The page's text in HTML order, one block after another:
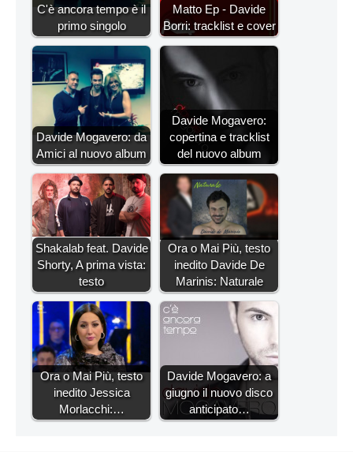
C'è ancora tempo è il
primo singolo
Matto Ep - Davide
Borri: tracklist e cover
Davide Mogavero: da
Amici al nuovo album
Davide Mogavero:
copertina e tracklist
del nuovo album
Shakalab feat. Davide
Shorty, A prima vista:
testo
Ora o Mai Più, testo
inedito Davide De
Marinis: Naturale
Ora o Mai Più, testo
inedito Jessica
Morlacchi:…
Davide Mogavero: a
giugno il nuovo disco
anticipato…